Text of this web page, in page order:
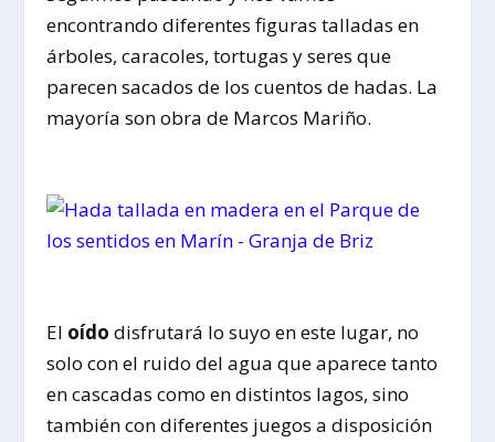
encontrando diferentes figuras talladas en
árboles, caracoles, tortugas y seres que
parecen sacados de los cuentos de hadas. La
mayoría son obra de Marcos Mariño.
El oído disfrutará lo suyo en este lugar, no
solo con el ruido del agua que aparece tanto
en cascadas como en distintos lagos, sino
también con diferentes juegos a disposición